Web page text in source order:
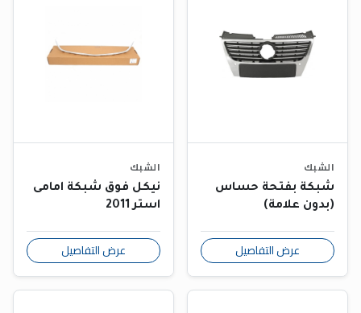
الشبك
شبكة بفتحة حساس
(بدون علامة)
عرض التفاصيل
الشبك
نيكل فوق شبكة امامى
استر 2011
عرض التفاصيل